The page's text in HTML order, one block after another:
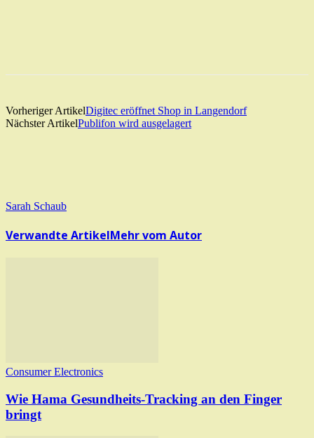
Vorheriger ArtikelDigitec eröffnet Shop in Langendorf
Nächster ArtikelPublifon wird ausgelagert
Sarah Schaub
Verwandte ArtikelMehr vom Autor
Consumer Electronics
Wie Hama Gesundheits-Tracking an den Finger
bringt